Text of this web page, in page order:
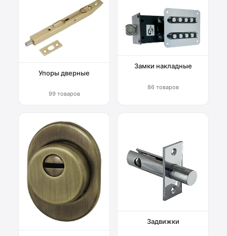
Упоры дверные
99 товаров
Замки накладные
86 товаров
Задвижки